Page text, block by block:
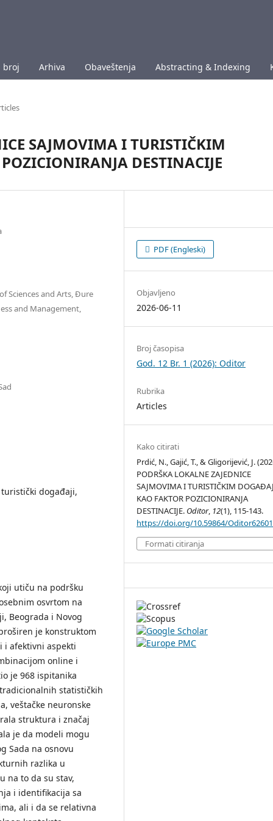
broj Arhiva Obaveštenja Abstracting & Indexing
SAJMOVIMA I TURISTIČKIM
DESTINACIJE
Sciences and Arts, Đure
and Management,
događaji,
utiču na podršku
osvrtom na
Beograda i Novog
je konstruktom
i afektivni aspekti
online i
je 968 ispitanika
statističkih
veštačke neuronske
struktura i značaj
je da modeli mogu
Sada na osnovu
razlika u
na to da su stav,
i identifikacija sa
ali i da se relativna
PDF (Engleski)
Objavljeno
2026-06-11
Broj časopisa
God. 12 Br. 1 (2026): Oditor
Rubrika
Articles
Kako citirati
Prdić, N., Gajić, T., & Gligorijević, J.
PODRŠKA LOKALNE ZAJEDNICE
SAJMOVIMA I TURISTIČKIM
KAO FAKTOR POZICIONIRANJA
DESTINACIJE. Oditor, 12(1), 115-143.
https://doi.org/10.59864/
Formati citiranja